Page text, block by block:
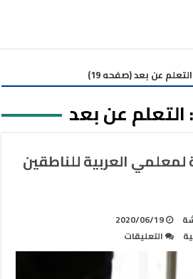
عن بعد (صفحه 19)
التعلم عن بعد
العربية للناطقين
2020/06/19
التعليقات
نحو
مرجعية